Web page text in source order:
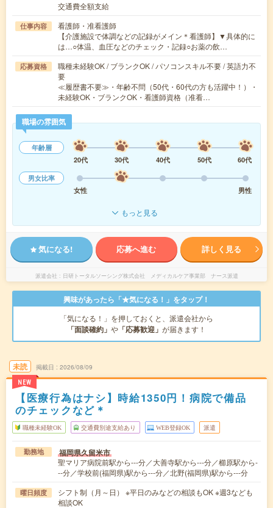
交通費全額支給
仕事内容
看護師・准看護師
【介護施設で体調などの記録がメイン＊看護師】▼具体的に
は…○体温、血圧などのチェック・記録○お薬の飲…
応募資格
職種未経験OK / ブランクOK / パソコンスキル不要 / 英語力不
要
≪履歴書不要≫・年齢不問（50代・60代の方も活躍中！）・
未経験OK・ブランクOK・看護師資格（准看…
職場の雰囲気
年齢層
20代
30代 40代 50代
60代
男女比率
女性
男性
もっと見る
気になる! 応募へ進む 詳しく見る
派遣会社 日研トータルソーシング株式会社 メディカルケア事業部 ナース派遣
興味があったら「★気になる！」をタップ！
「気になる！」を押しておくと、派遣会社から
「面談確約」 や 「応募歓迎」 が届きます！
未読
NEW
掲載日 2026/08/09
【医療行為はナシ】時給1350円！病院で備品
のチェックなど＊
職種未経験OK 交通費別途支給あり WEB登録OK 派遣
勤務地 福岡県久留米市
聖マリア病院前駅から---分／大善寺駅から---分／櫛原駅から-
--分／学校前(福岡県)駅から---分／北野(福岡県)駅から---分
曜日頻度
シフト制（月～日） ※平日のみなどの相談もOK ※週3なども
相談OK